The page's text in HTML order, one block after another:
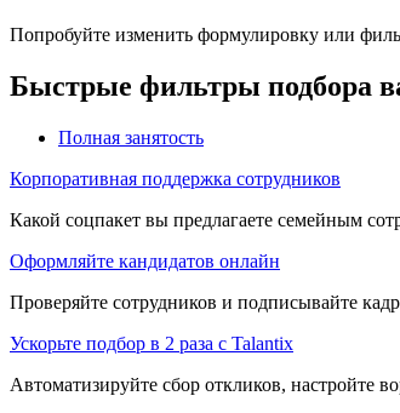
Попробуйте изменить формулировку или
Быстрые фильтры подбора
Полная занятость
Корпоративная поддержка сотрудников
Какой соцпакет вы предлагаете семейным
Оформляйте кандидатов онлайн
Проверяйте сотрудников и подписывайте
Ускорьте подбор в 2 раза с Talantix
Автоматизируйте сбор откликов, настройте